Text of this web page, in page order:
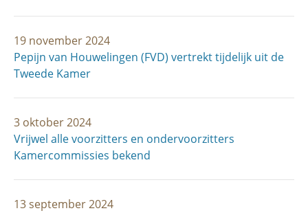
19 november 2024
Pepijn van Houwelingen (FVD) vertrekt tijdelijk uit de
Tweede Kamer
3 oktober 2024
Vrijwel alle voorzitters en ondervoorzitters
Kamercommissies bekend
13 september 2024